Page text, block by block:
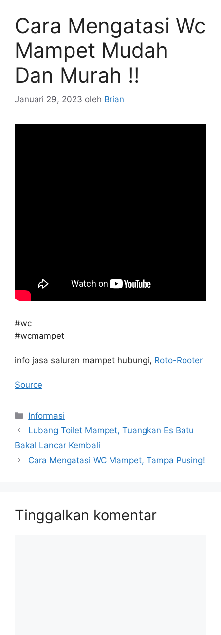
Cara Mengatasi Wc
Mampet Mudah
Dan Murah !!
Januari 29, 2023 oleh Brian
#wc
#wcmampet
info jasa saluran mampet hubungi, Roto-Rooter
Source
Kategori
Informasi
Lubang Toilet Mampet, Tuangkan Es Batu
Bakal Lancar Kembali
Cara Mengatasi WC Mampet, Tampa Pusing!
Tinggalkan komentar